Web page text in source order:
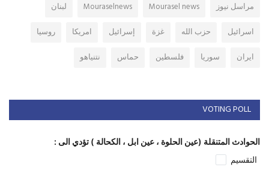
مراسل نيوز Mourasel news
Mouraselnews
لبنان
اسرائيل
حزب الله غزة إسرائيل امريكا
روسيا
ايران
سوريا فلسطين حماس نتنياهو
VOTING POLL
الحوادث المتنقلة (عين الحلوة ، عين ابل ، الكحالة ) تؤدي الى :
التقسيم